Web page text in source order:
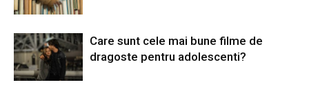
Care sunt cele mai bune filme de
dragoste pentru adolescenti?